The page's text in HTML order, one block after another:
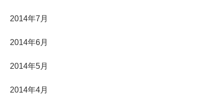
2014年7月
2014年6月
2014年5月
2014年4月